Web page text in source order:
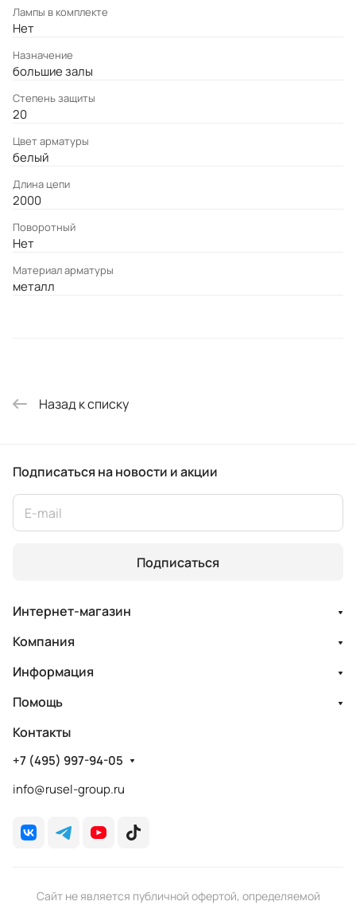
Лампы в комплекте
Нет
Назначение
большие залы
Степень защиты
20
Цвет арматуры
белый
Длина цепи
2000
Поворотный
Нет
Материал арматуры
металл
Назад к списку
Подписаться на новости и акции
Подписаться
Интернет-магазин
Компания
Информация
Помощь
Контакты
+7 (495) 997-94-05
info@rusel-group.ru
Сайт не является публичной офертой, определяемой